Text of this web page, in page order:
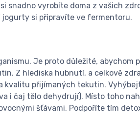
snadno vyrobíte doma z vašich
jogurty si připravíte ve fermentoru.
Je proto důležité, abychom
Z hlediska hubnutí, a celkově
kvalitu přijímaných tekutin.
i čaj tělo dehydrují). Místo toho
šťávami. Podpoříte tím